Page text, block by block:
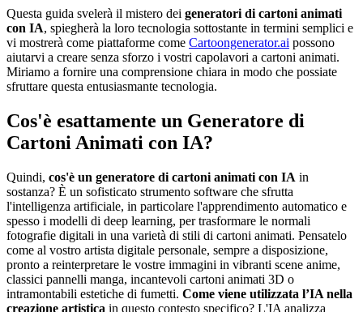
Questa guida svelerà il mistero dei generatori di cartoni animati
con IA, spiegherà la loro tecnologia sottostante in termini semplici e
vi mostrerà come piattaforme come Cartoongenerator.ai possono
aiutarvi a creare senza sforzo i vostri capolavori a cartoni animati.
Miriamo a fornire una comprensione chiara in modo che possiate
sfruttare questa entusiasmante tecnologia.
Cos'è esattamente un Generatore di
Cartoni Animati con IA?
Quindi, cos'è un generatore di cartoni animati con IA in
sostanza? È un sofisticato strumento software che sfrutta
l'intelligenza artificiale, in particolare l'apprendimento automatico e
spesso i modelli di deep learning, per trasformare le normali
fotografie digitali in una varietà di stili di cartoni animati. Pensatelo
come al vostro artista digitale personale, sempre a disposizione,
pronto a reinterpretare le vostre immagini in vibranti scene anime,
classici pannelli manga, incantevoli cartoni animati 3D o
intramontabili estetiche di fumetti. Come viene utilizzata l’IA nella
creazione artistica in questo contesto specifico? L'IA analizza